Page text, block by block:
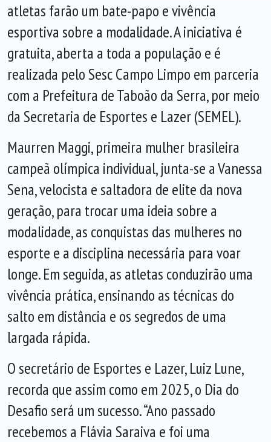
atletas farão um bate-papo e vivência
esportiva sobre a modalidade. A iniciativa é
gratuita, aberta a toda a população e é
realizada pelo Sesc Campo Limpo em parceria
com a Prefeitura de Taboão da Serra, por meio
da Secretaria de Esportes e Lazer (SEMEL).
Maurren Maggi, primeira mulher brasileira
campeã olímpica individual, junta-se a Vanessa
Sena, velocista e saltadora de elite da nova
geração, para trocar uma ideia sobre a
modalidade, as conquistas das mulheres no
esporte e a disciplina necessária para voar
longe. Em seguida, as atletas conduzirão uma
vivência prática, ensinando as técnicas do
salto em distância e os segredos de uma
largada rápida.
O secretário de Esportes e Lazer, Luiz Lune,
recorda que assim como em 2025, o Dia do
Desafio será um sucesso. “Ano passado
recebemos a Flávia Saraiva e foi uma